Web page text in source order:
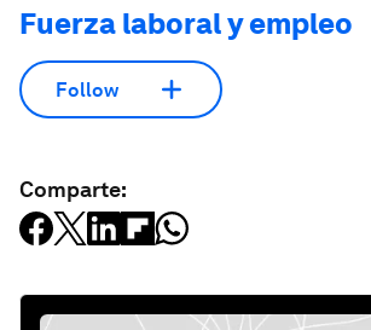
Fuerza laboral y empleo
Follow
Comparte: